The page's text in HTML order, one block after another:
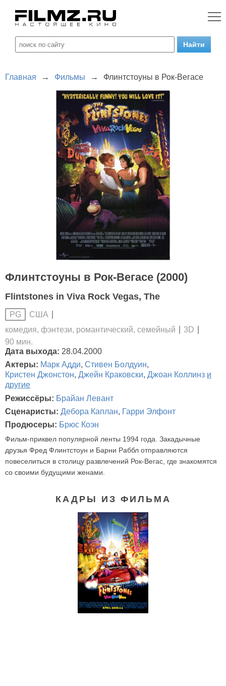
Главная → Фильмы → Флинтстоуны в Рок-Вегасе
Флинтстоуны в Рок-Вегасе (2000)
Flintstones in Viva Rock Vegas, The
PG
США
комедия, фэнтези, романтический, семейный
3D
90 мин.
Дата выхода: 28.04.2000
Актеры: Марк Адди, Стивен Болдуин,
Кристен Джонстон, Джейн Краковски, Джоан Коллинз и
другие
Режиссёры: Брайан Левант
Сценаристы: Дебора Каплан, Гарри Элфонт
Продюсеры: Брюс Коэн
Фильм-приквел популярной ленты 1994 года. Закадычные
друзья Фред Флинтстоун и Барни Раббл отправляются
повеселиться в столицу развлечений Рок-Вегас, где знакомятся
со своими будущими женами.
КАДРЫ ИЗ ФИЛЬМА